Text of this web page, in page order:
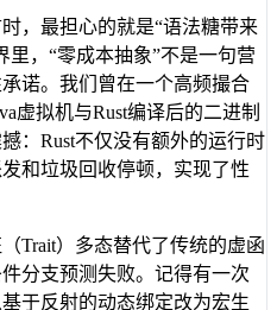
，最担心的就是“语法糖带来
里，“零成本抽象”不是一句营
诺。我们曾在一个高频撮合
虚拟机与Rust编译后的二进制
：Rust不仅没有额外的运行时
和垃圾回收停顿，实现了性
Trait）多态替代了传统的虚函
分支预测失败。记得有一次
于反射的动态绑定改为宏生